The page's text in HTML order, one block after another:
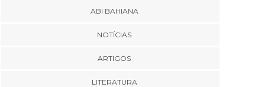
ABI BAHIANA
NOTÍCIAS
ARTIGOS
LITERATURA